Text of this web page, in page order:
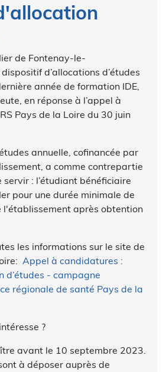
de Fontenay-le-
d’allocations d’études
année de formation IDE,
en réponse à l’appel à
Pays de la Loire du 30 juin
annuelle, cofinancée par
a comme contrepartie
: l’étudiant bénéficiaire
pour une durée minimale de
l'établissement après obtention
les informations sur le site de
Appel à candidatures :
d’études - campagne
régionale de santé Pays de la
?
avant le 10 septembre 2023.
à déposer auprès de